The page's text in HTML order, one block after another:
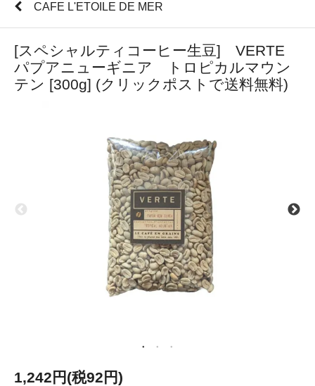
CAFE L'ETOILE DE MER
[スペシャルティコーヒー生豆] VERTE
パプアニューギニア トロピカルマウン
テン [300g] (クリックポストで送料無料)
1,242円(税92円)